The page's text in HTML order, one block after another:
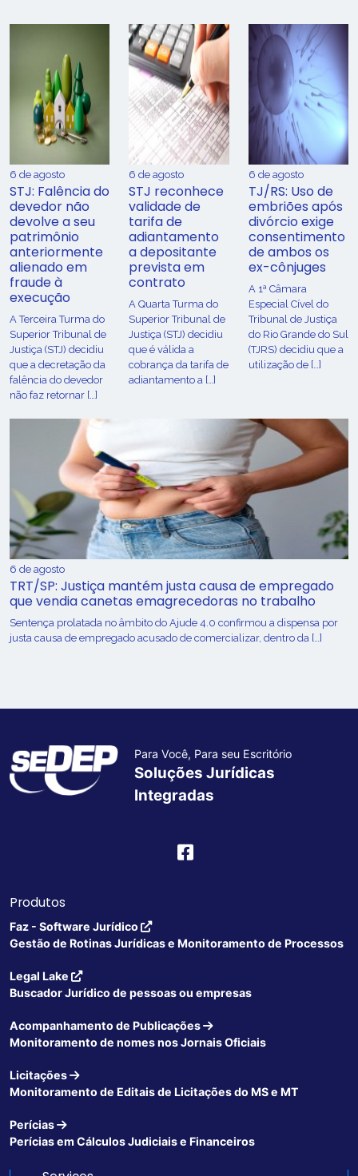
6 de agosto
STJ: Falência do
devedor não
devolve a seu
patrimônio
anteriormente
alienado em
fraude à
execução
A Terceira Turma do
Superior Tribunal de
Justiça (STJ) decidiu
que a decretação da
falência do devedor
não faz retornar […]
6 de agosto
STJ reconhece
validade de
tarifa de
adiantamento
a depositante
prevista em
contrato
A Quarta Turma do
Superior Tribunal de
Justiça (STJ) decidiu
que é válida a
cobrança da tarifa de
adiantamento a […]
6 de agosto
TJ/RS: Uso de
embriões após
divórcio exige
consentimento
de ambos os
ex-cônjuges
A 1ª Câmara
Especial Cível do
Tribunal de Justiça
do Rio Grande do Sul
(TJRS) decidiu que a
utilização de […]
6 de agosto
TRT/SP: Justiça mantém justa causa de empregado
que vendia canetas emagrecedoras no trabalho
Sentença prolatada no âmbito do Ajude 4.0 confirmou a dispensa por
justa causa de empregado acusado de comercializar, dentro da […]
Para Você, Para seu Escritório
Soluções Jurídicas
Integradas
Produtos
Faz - Software Jurídico
Gestão de Rotinas Jurídicas e Monitoramento de Processos
Legal Lake
Buscador Jurídico de pessoas ou empresas
Acompanhamento de Publicações
Monitoramento de nomes nos Jornais Oficiais
Licitações
Monitoramento de Editais de Licitações do MS e MT
Perícias
Perícias em Cálculos Judiciais e Financeiros